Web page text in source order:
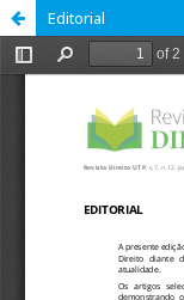
Editorial